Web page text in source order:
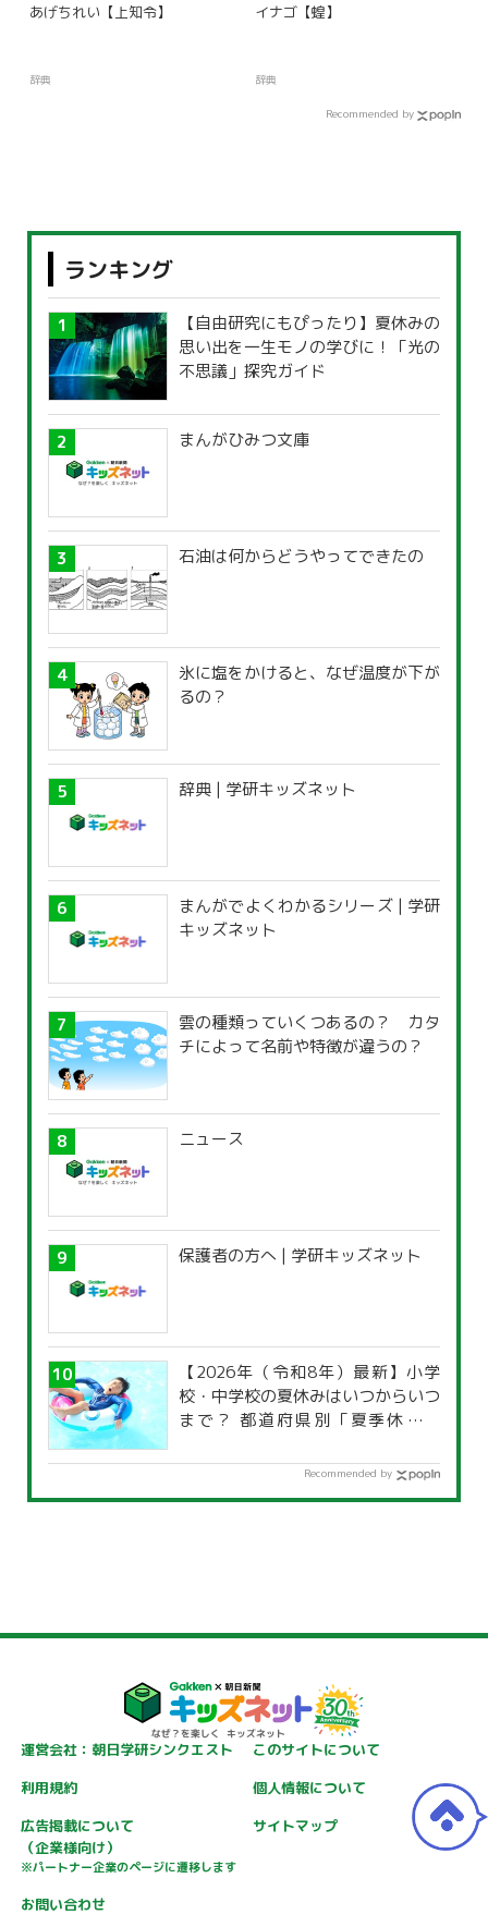
あげちれい【上知令】
辞典
イナゴ【蝗】
辞典
Recommended by
ランキング
【自由研究にもぴったり】夏休みの
思い出を一生モノの学びに！「光の
不思議」探究ガイド
まんがひみつ文庫
石油は何からどうやってできたの
氷に塩をかけると、なぜ温度が下が
るの？
辞典 | 学研キッズネット
まんがでよくわかるシリーズ | 学研
キッズネット
雲の種類っていくつあるの？ カタ
チによって名前や特徴が違うの？
ニュース
保護者の方へ | 学研キッズネット
【2026年（令和8年）最新】小学
校・中学校の夏休みはいつからいつ
まで？ 都道府県別「夏季休暇一
Recommended by
運営会社：朝日学研シンクエスト
このサイトについて
利用規約
個人情報について
広告掲載について
（企業様向け）
※パートナー企業のページに遷移します
サイトマップ
お問い合わせ